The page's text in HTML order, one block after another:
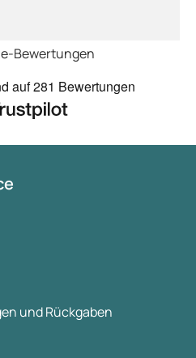
Bewertungen
auf281 Bewertungen
und Rückgaben